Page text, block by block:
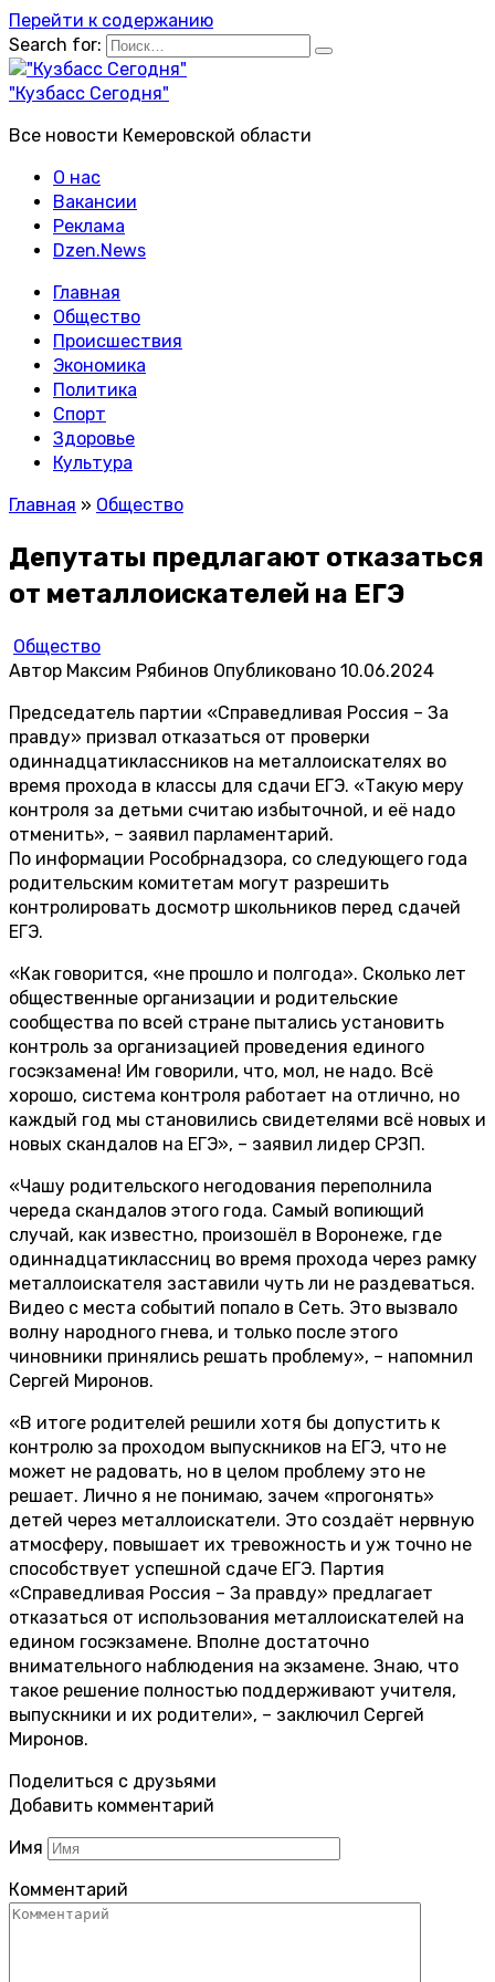
Перейти к содержанию
Search for:
"Кузбасс Сегодня"
Все новости Кемеровской области
О нас
Вакансии
Реклама
Dzen.News
Главная
Общество
Происшествия
Экономика
Политика
Спорт
Здоровье
Культура
Главная » Общество
Депутаты предлагают отказаться
от металлоискателей на ЕГЭ
Общество
Автор Максим Рябинов Опубликовано 10.06.2024
Председатель партии «Справедливая Россия – За
правду» призвал отказаться от проверки
одиннадцатиклассников на металлоискателях во
время прохода в классы для сдачи ЕГЭ. «Такую меру
контроля за детьми считаю избыточной, и её надо
отменить», – заявил парламентарий.
По информации Рособрнадзора, со следующего года
родительским комитетам могут разрешить
контролировать досмотр школьников перед сдачей
ЕГЭ.
«Как говорится, «не прошло и полгода». Сколько лет
общественные организации и родительские
сообщества по всей стране пытались установить
контроль за организацией проведения единого
госэкзамена! Им говорили, что, мол, не надо. Всё
хорошо, система контроля работает на отлично, но
каждый год мы становились свидетелями всё новых и
новых скандалов на ЕГЭ», – заявил лидер СРЗП.
«Чашу родительского негодования переполнила
череда скандалов этого года. Самый вопиющий
случай, как известно, произошёл в Воронеже, где
одиннадцатиклассниц во время прохода через рамку
металлоискателя заставили чуть ли не раздеваться.
Видео с места событий попало в Сеть. Это вызвало
волну народного гнева, и только после этого
чиновники принялись решать проблему», – напомнил
Сергей Миронов.
«В итоге родителей решили хотя бы допустить к
контролю за проходом выпускников на ЕГЭ, что не
может не радовать, но в целом проблему это не
решает. Лично я не понимаю, зачем «прогонять»
детей через металлоискатели. Это создаёт нервную
атмосферу, повышает их тревожность и уж точно не
способствует успешной сдаче ЕГЭ. Партия
«Справедливая Россия – За правду» предлагает
отказаться от использования металлоискателей на
едином госэкзамене. Вполне достаточно
внимательного наблюдения на экзамене. Знаю, что
такое решение полностью поддерживают учителя,
выпускники и их родители», – заключил Сергей
Миронов.
Поделиться с друзьями
Добавить комментарий
Имя
Комментарий